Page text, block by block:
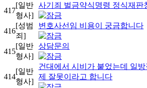
417
[일반
형사]
사기죄 벌금약식명령 정식재판
416
[성범
죄]
변호사선임 비용이 궁금합니다
415
[일반
형사]
상담문의
414
[일반
형사]
건대에서 시비가 붙었는데 일방
제 잘못이라고 합니다